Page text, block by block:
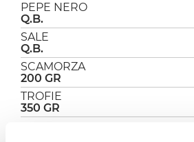
PEPE NERO
Q.B.
SALE
Q.B.
SCAMORZA
200 GR
TROFIE
350 GR